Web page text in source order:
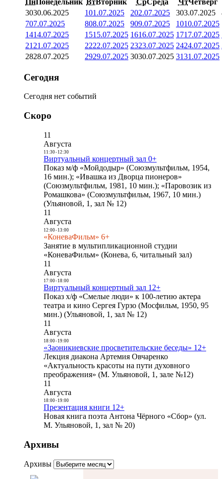
ПнПонедельник ВтВторник СрСреда ЧтЧетверг
3030.06.2025 101.07.2025 202.07.2025 303.07.2025
707.07.2025 808.07.2025 909.07.2025 1010.07.2025
1414.07.2025 1515.07.2025 1616.07.2025 1717.07.2025
21 21.07.2025 2222.07.2025 2323.07.2025 2424.07.2025
2828.07.2025 2929.07.2025 3030.07.2025 3131.07.2025
Сегодня
Сегодня нет событий
Скоро
11
Августа
11:30- 12:30
Виртуальный концертный зал 0+
Показ м/ф «Мойдодыр» (Союзмультфильм, 1954,
16 мин.); «Ивашка из Дворца пионеров»
(Союзмультфильм, 1981, 10 мин.); «Паровозик из
Ромашкова» (Союзмультфильм, 1967, 10 мин.)
(Ульяновой, 1, зал № 12)
11
Августа
12:00- 13:00
«КоневаФильм» 6+
Занятие в мультипликационной студии
«КоневаФильм» (Конева, 6, читальный зал)
11
Августа
17:00- 18:00
Виртуальный концертный зал 12+
Показ х/ф «Смелые люди» к 100-летию актера
театра и кино Сергея Гурзо (Мосфильм, 1950, 95
мин.) (Ульяновой, 1, зал № 12)
11
Августа
18:00- 19:00
«Заоникиевские просветительские беседы» 12+
Лекция диакона Артемия Овчаренко
«Актуальность красоты на пути духовного
преображения» (М. Ульяновой, 1, зале №12)
11
Августа
18:00- 19:00
Презентация книги 12+
Новая книга поэта Антона Чёрного «Сбор» (ул.
М. Ульяновой, 1, зал № 20)
Архивы
Архивы